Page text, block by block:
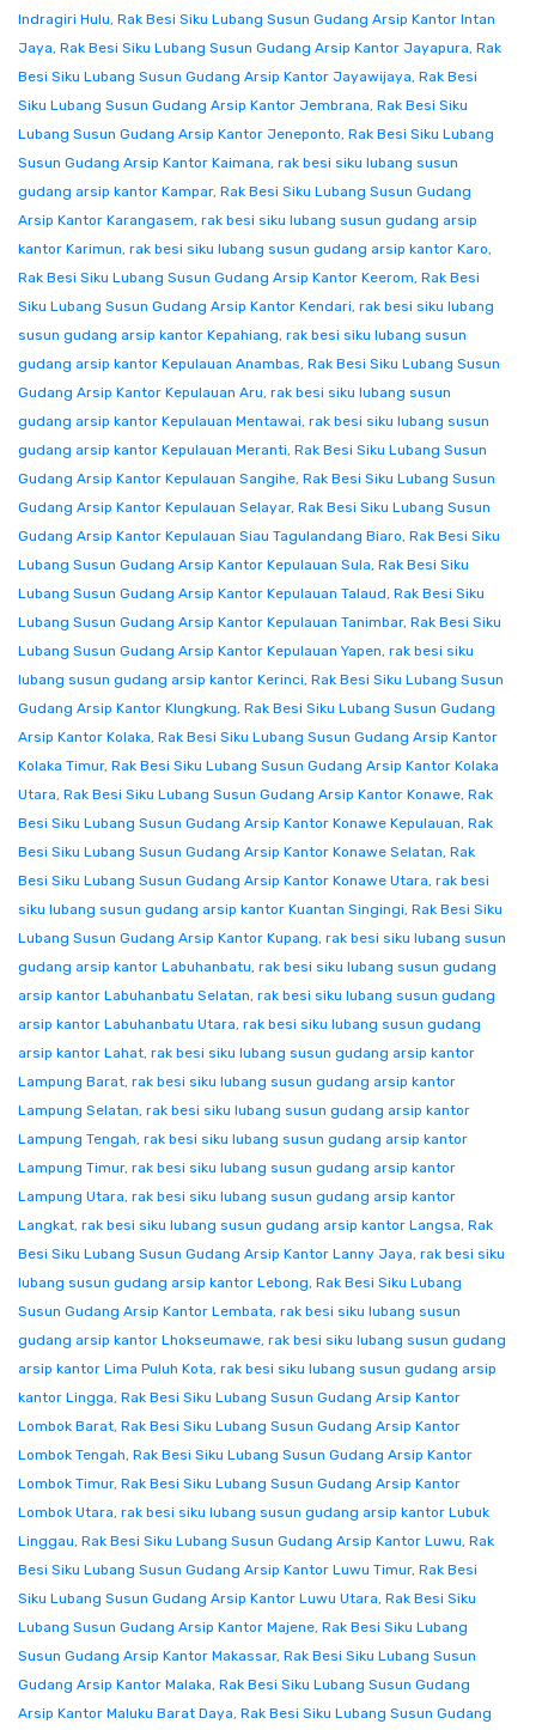
Indragiri Hulu, Rak Besi Siku Lubang Susun Gudang Arsip Kantor Intan
Jaya, Rak Besi Siku Lubang Susun Gudang Arsip Kantor Jayapura, Rak
Besi Siku Lubang Susun Gudang Arsip Kantor Jayawijaya, Rak Besi
Siku Lubang Susun Gudang Arsip Kantor Jembrana, Rak Besi Siku
Lubang Susun Gudang Arsip Kantor Jeneponto, Rak Besi Siku Lubang
Susun Gudang Arsip Kantor Kaimana, rak besi siku lubang susun
gudang arsip kantor Kampar, Rak Besi Siku Lubang Susun Gudang
Arsip Kantor Karangasem, rak besi siku lubang susun gudang arsip
kantor Karimun, rak besi siku lubang susun gudang arsip kantor Karo,
Rak Besi Siku Lubang Susun Gudang Arsip Kantor Keerom, Rak Besi
Siku Lubang Susun Gudang Arsip Kantor Kendari, rak besi siku lubang
susun gudang arsip kantor Kepahiang, rak besi siku lubang susun
gudang arsip kantor Kepulauan Anambas, Rak Besi Siku Lubang Susun
Gudang Arsip Kantor Kepulauan Aru, rak besi siku lubang susun
gudang arsip kantor Kepulauan Mentawai, rak besi siku lubang susun
gudang arsip kantor Kepulauan Meranti, Rak Besi Siku Lubang Susun
Gudang Arsip Kantor Kepulauan Sangihe, Rak Besi Siku Lubang Susun
Gudang Arsip Kantor Kepulauan Selayar, Rak Besi Siku Lubang Susun
Gudang Arsip Kantor Kepulauan Siau Tagulandang Biaro, Rak Besi Siku
Lubang Susun Gudang Arsip Kantor Kepulauan Sula, Rak Besi Siku
Lubang Susun Gudang Arsip Kantor Kepulauan Talaud, Rak Besi Siku
Lubang Susun Gudang Arsip Kantor Kepulauan Tanimbar, Rak Besi Siku
Lubang Susun Gudang Arsip Kantor Kepulauan Yapen, rak besi siku
lubang susun gudang arsip kantor Kerinci, Rak Besi Siku Lubang Susun
Gudang Arsip Kantor Klungkung, Rak Besi Siku Lubang Susun Gudang
Arsip Kantor Kolaka, Rak Besi Siku Lubang Susun Gudang Arsip Kantor
Kolaka Timur, Rak Besi Siku Lubang Susun Gudang Arsip Kantor Kolaka
Utara, Rak Besi Siku Lubang Susun Gudang Arsip Kantor Konawe, Rak
Besi Siku Lubang Susun Gudang Arsip Kantor Konawe Kepulauan, Rak
Besi Siku Lubang Susun Gudang Arsip Kantor Konawe Selatan, Rak
Besi Siku Lubang Susun Gudang Arsip Kantor Konawe Utara, rak besi
siku lubang susun gudang arsip kantor Kuantan Singingi, Rak Besi Siku
Lubang Susun Gudang Arsip Kantor Kupang, rak besi siku lubang susun
gudang arsip kantor Labuhanbatu, rak besi siku lubang susun gudang
arsip kantor Labuhanbatu Selatan, rak besi siku lubang susun gudang
arsip kantor Labuhanbatu Utara, rak besi siku lubang susun gudang
arsip kantor Lahat, rak besi siku lubang susun gudang arsip kantor
Lampung Barat, rak besi siku lubang susun gudang arsip kantor
Lampung Selatan, rak besi siku lubang susun gudang arsip kantor
Lampung Tengah, rak besi siku lubang susun gudang arsip kantor
Lampung Timur, rak besi siku lubang susun gudang arsip kantor
Lampung Utara, rak besi siku lubang susun gudang arsip kantor
Langkat, rak besi siku lubang susun gudang arsip kantor Langsa, Rak
Besi Siku Lubang Susun Gudang Arsip Kantor Lanny Jaya, rak besi siku
lubang susun gudang arsip kantor Lebong, Rak Besi Siku Lubang
Susun Gudang Arsip Kantor Lembata, rak besi siku lubang susun
gudang arsip kantor Lhokseumawe, rak besi siku lubang susun gudang
arsip kantor Lima Puluh Kota, rak besi siku lubang susun gudang arsip
kantor Lingga, Rak Besi Siku Lubang Susun Gudang Arsip Kantor
Lombok Barat, Rak Besi Siku Lubang Susun Gudang Arsip Kantor
Lombok Tengah, Rak Besi Siku Lubang Susun Gudang Arsip Kantor
Lombok Timur, Rak Besi Siku Lubang Susun Gudang Arsip Kantor
Lombok Utara, rak besi siku lubang susun gudang arsip kantor Lubuk
Linggau, Rak Besi Siku Lubang Susun Gudang Arsip Kantor Luwu, Rak
Besi Siku Lubang Susun Gudang Arsip Kantor Luwu Timur, Rak Besi
Siku Lubang Susun Gudang Arsip Kantor Luwu Utara, Rak Besi Siku
Lubang Susun Gudang Arsip Kantor Majene, Rak Besi Siku Lubang
Susun Gudang Arsip Kantor Makassar, Rak Besi Siku Lubang Susun
Gudang Arsip Kantor Malaka, Rak Besi Siku Lubang Susun Gudang
Arsip Kantor Maluku Barat Daya, Rak Besi Siku Lubang Susun Gudang